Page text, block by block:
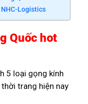
Logistics
Quốc hot
5 loại gọng kính
trang hiện nay